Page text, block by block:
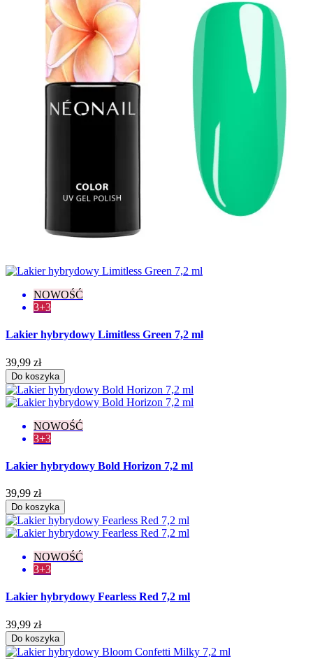
NOWOŚĆ
3+3
Lakier hybrydowy Limitless Green 7,2 ml
39,99 zł
Do koszyka
NOWOŚĆ
3+3
Lakier hybrydowy Bold Horizon 7,2 ml
39,99 zł
Do koszyka
NOWOŚĆ
3+3
Lakier hybrydowy Fearless Red 7,2 ml
39,99 zł
Do koszyka